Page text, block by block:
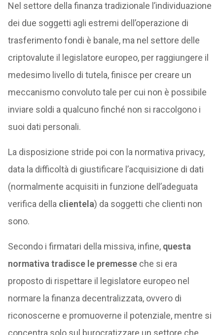
Nel settore della finanza tradizionale l’individuazione
dei due soggetti agli estremi dell’operazione di
trasferimento fondi è banale, ma nel settore delle
criptovalute il legislatore europeo, per raggiungere il
medesimo livello di tutela, finisce per creare un
meccanismo convoluto tale per cui non è possibile
inviare soldi a qualcuno finché non si raccolgono i
suoi dati personali.
La disposizione stride poi con la normativa privacy,
data la difficoltà di giustificare l’acquisizione di dati
(normalmente acquisiti in funzione dell’adeguata
verifica della clientela) da soggetti che clienti non
sono.
Secondo i firmatari della missiva, infine, questa
normativa tradisce le premesseche si era
proposto di rispettare il legislatore europeo nel
normare la finanza decentralizzata, ovvero di
riconoscerne e promuoverne il potenziale, mentre si
concentra solo sul burocratizzare un settore che